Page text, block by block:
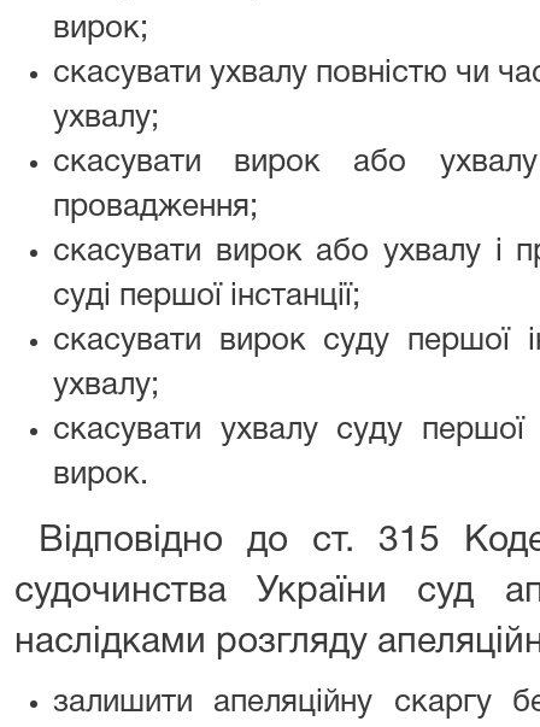
вирок;
скасувати ухвалу повністю чи
ухвалу;
скасувати вирок або
провадження;
скасувати вирок або ухвалу і
суді першої інстанції;
скасувати вирок суду першої
ухвалу;
скасувати ухвалу суду першої
вирок.
Відповідно до ст. 315
судочинства України суд
наслідками розгляду
залишити апеляційну скаргу